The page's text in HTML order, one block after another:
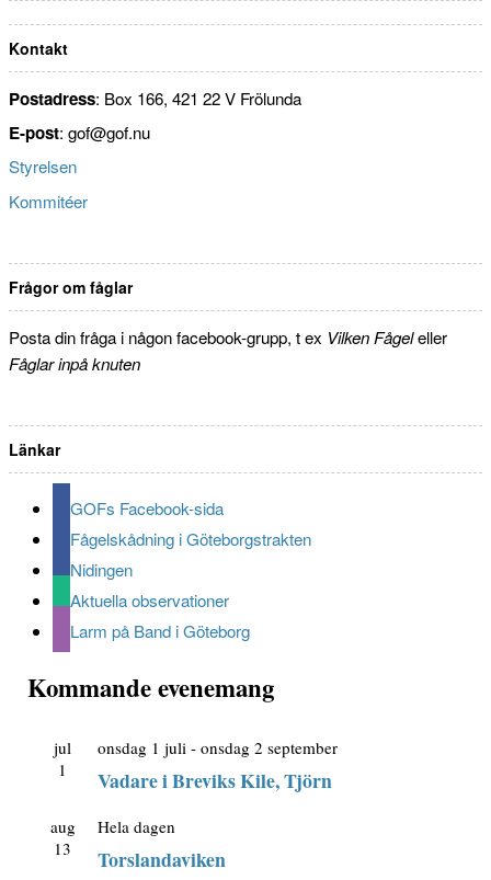
Kontakt
Postadress: Box 166, 421 22 V Frölunda
E-post: gof@gof.nu
Styrelsen
Kommitéer
Frågor om fåglar
Posta din fråga i någon facebook-grupp, t ex Vilken Fågeleller
Fåglar inpå knuten
Länkar
GOFs Facebook-sida
Fågelskådning i Göteborgstrakten
Nidingen
Aktuella observationer
Larm på Band i Göteborg
Kommande evenemang
jul
1
onsdag 1 juli -onsdag 2 september
Vadare i Breviks Kile, Tjörn
aug
13
Hela dagen
Torslandaviken